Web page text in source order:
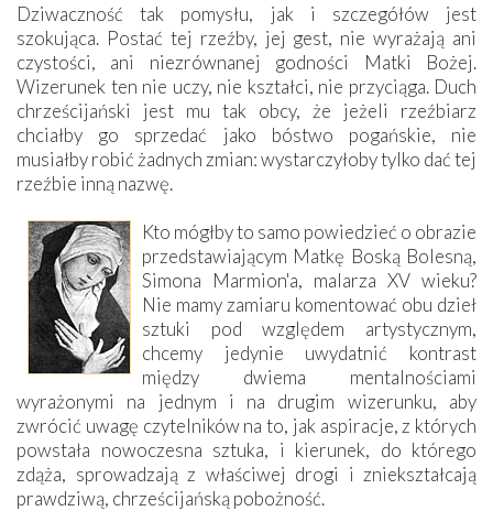
Dziwaczność tak pomysłu, jak i szczegółów jest
szokująca. Postać tej rzeźby, jej gest, nie wyrażają ani
czystości, ani niezrównanej godności Matki Bożej.
Wizerunek ten nie uczy, nie kształci, nie przyciąga. Duch
chrześcijański jest mu tak obcy, że jeżeli rzeźbiarz
chciałby go sprzedać jako bóstwo pogańskie, nie
musiałby robić żadnych zmian: wystarczyłoby tylko dać tej
rzeźbie inną nazwę.
Kto mógłby to samo powiedzieć o obrazie
przedstawiającym Matkę Boską Bolesną,
Simona Marmion'a, malarza XV wieku?
Nie mamy zamiaru komentować obu dzieł
sztuki pod względem artystycznym,
chcemy jedynie uwydatnić kontrast
między dwiema mentalnościami
wyrażonymi na jednym i na drugim wizerunku, aby
zwrócić uwagę czytelników na to, jak aspiracje, z których
powstała nowoczesna sztuka, i kierunek, do którego
zdąża, sprowadzają z właściwej drogi i zniekształcają
prawdziwą, chrześcijańską pobożność.